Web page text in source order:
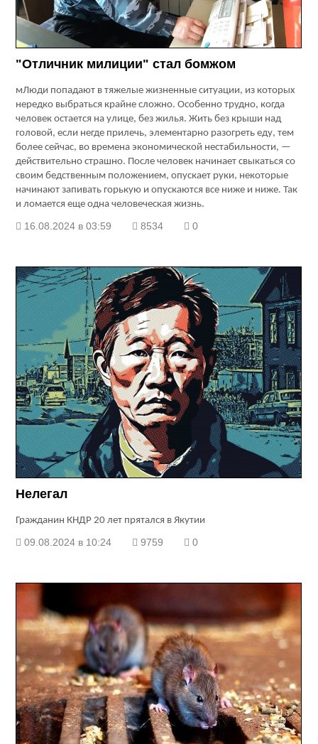
"Отличник милиции" стал бомжом
мЛюди попадают в тяжелые жизненные ситуации, из которых
нередко выбраться крайне сложно. Особенно трудно, когда
человек остается на улице, без жилья. Жить без крыши над
головой, если негде прилечь, элементарно разогреть еду, тем
более сейчас, во времена экономической нестабильности, —
действительно страшно. После человек начинает свыкаться со
своим бедственным положением, опускает руки, некоторые
начинают запивать горькую и опускаются все ниже и ниже. Так
и ломается еще одна человеческая жизнь.
16.08.2024 в 03:59 8534 0
Нелегал
Гражданин КНДР 20 лет прятался в Якутии
09.08.2024 в 10:24 9759 0